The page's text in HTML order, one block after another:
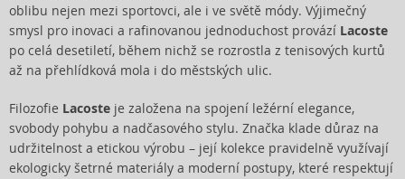
oblibu nejen mezi sportovci, ale i ve světě módy. Výjimečný
smysl pro inovaci a rafinovanou jednoduchost provází Lacoste
po celá desetiletí, během nichž se rozrostla z tenisových kurtů
až na přehlídková mola i do městských ulic.
Filozofie Lacoste je založena na spojení ležérní elegance,
svobody pohybu a nadčasového stylu. Značka klade důraz na
udržitelnost a etickou výrobu – její kolekce pravidelně využívají
ekologicky šetrné materiály a moderní postupy, které respektují